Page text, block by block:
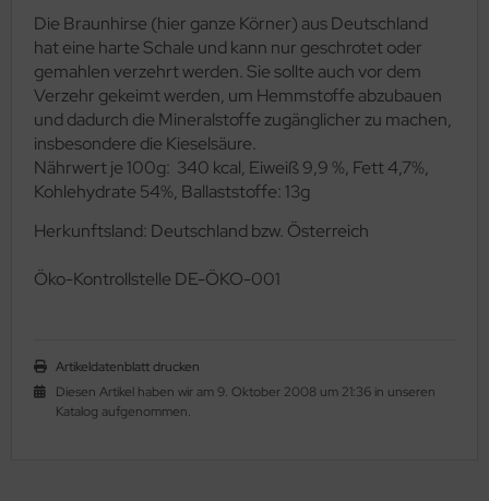
Die Braunhirse (hier ganze Körner) aus Deutschland
hat eine harte Schale und kann nur geschrotet oder
gemahlen verzehrt werden. Sie sollte auch vor dem
Verzehr gekeimt werden, um Hemmstoffe abzubauen
und dadurch die Mineralstoffe zugänglicher zu machen,
insbesondere die Kieselsäure.
Nährwert je 100g: 340 kcal, Eiweiß 9,9 %, Fett 4,7%,
Kohlehydrate 54%, Ballaststoffe: 13g
Herkunftsland: Deutschland bzw. Österreich
Öko-Kontrollstelle DE-ÖKO-001
Artikeldatenblatt drucken
Diesen Artikel haben wir am 9. Oktober 2008 um 21:36 in unseren
Katalog aufgenommen.